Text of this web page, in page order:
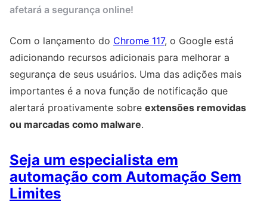
afetará a segurança online!
Com o lançamento do Chrome 117, o Google está
adicionando recursos adicionais para melhorar a
segurança de seus usuários. Uma das adições mais
importantes é a nova função de notificação que
alertará proativamente sobre extensões removidas
ou marcadas como malware.
Seja um especialista em
automação com Automação Sem
Limites